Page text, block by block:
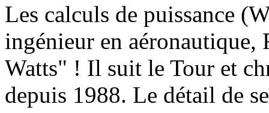
Les calculs de puissance
ingénieur en
Watts" ! Il suit le Tour et
depuis 1988. Le détail de